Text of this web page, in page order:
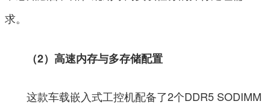
求。
（2）高速内存与多存储配置
这款车载嵌入式工控机配备了2个DDR5 SODIMM